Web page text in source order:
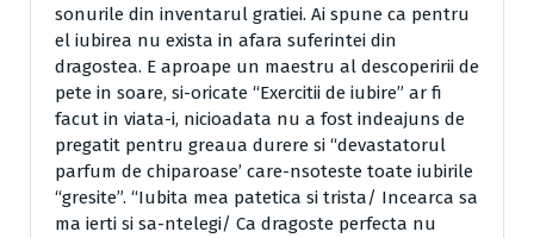
sonurile din inventarul gratiei. Ai spune ca pentru
el iubirea nu exista in afara suferintei din
dragostea. E aproape un maestru al descoperirii de
pete in soare, si-oricate “Exercitii de iubire” ar fi
facut in viata-i, nicioadata nu a fost indeajuns de
pregatit pentru greaua durere si “devastatorul
parfum de chiparoase’ care-nsoteste toate iubirile
“gresite”. “Iubita mea patetica si trista/ Incearca sa
ma ierti si sa-ntelegi/ Ca dragoste perfecta nu